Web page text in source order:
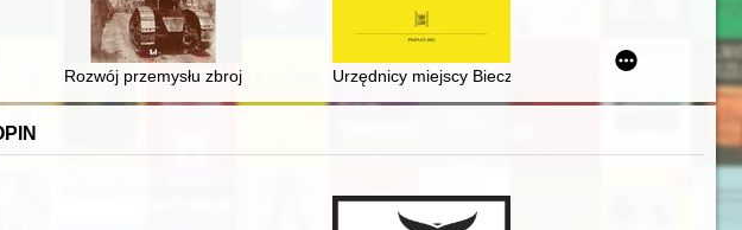
i w pierwszej połowie XV wieku - recenzja]
for studying women’s history in 1939-1945
Wielkiej Emigracji lat 1832-1871 a przepływ idei technicznych w Europie XIX w. Polish
Rozwój przemysłu zbrojeniowego w Polsce w drugiej połowie lat trzydziestych XX w. :
Urzędnicy miejscy Biecza do 1772 roku - recenzja]